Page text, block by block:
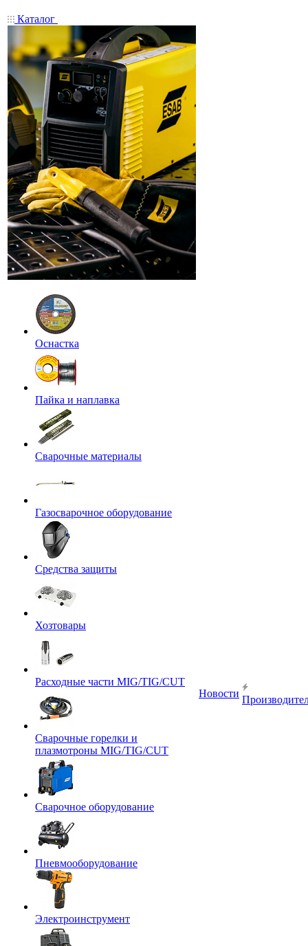
Каталог
Оснастка
Пайка и наплавка
Сварочные материалы
Газосварочное оборудование
Средства защиты
Хозтовары
Расходные части MIG/TIG/CUT
Сварочные горелки и
плазмотроны MIG/TIG/CUT
Сварочное оборудование
Пневмооборудование
Электроинструмент
Новости